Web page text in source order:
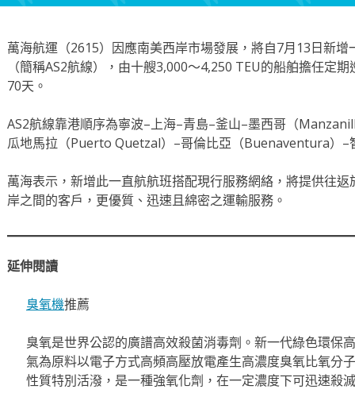
萬海航運（2615）因應南美西岸市場發展，將自7月13日新
（簡稱AS2航線），由十艘3,000～4,250 TEU的船舶擔任定
70天。
AS2航線靠港順序為寧波–上海–青島–釜山–墨西哥（
瓜地馬拉（Puerto Quetzal）–哥倫比亞（Buenaventura）–
萬海表示，新增此一直航航班搭配現行服務網絡，將提供往
岸之間的客戶，更優質、迅速且綿密之運輸服務。
延伸閱讀
臭氧機推薦
臭氧是世界公認的廣譜高效殺菌消毒劑。新一代綠色環保
氣為原料以電子方式高頻高壓放電產生高濃度臭氧比氧分
性質特別活潑，是一種強氧化劑，在一定濃度下可迅速殺